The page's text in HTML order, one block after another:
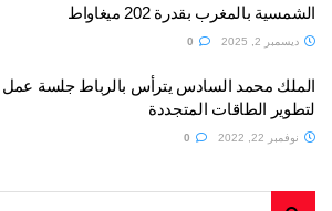
الشمسية بالمغرب بقدرة 202 ميغاواط
ديسمبر 2, 2025
الملك محمد السادس يترأس بالرباط جلسة عمل
لتطوير الطاقات المتجددة
نوفمبر 22, 2022